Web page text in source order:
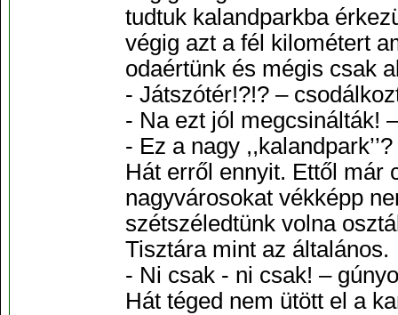
tudtuk kalandparkba
végig azt a fél kilométert
odaértünk és mégis csak
- Játszótér!?!? –
- Na ezt jól megcsinálták!
- Ez a nagy
Hát erről ennyit. Ettől már
nagyvárosokat vékképp
szétszéledtünk volna
Tisztára mint az általános.
- Ni csak - ni csak! –
Hát téged nem ütött el a